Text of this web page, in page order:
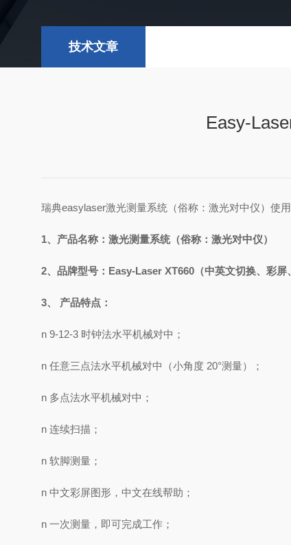
技术文章
Easy-
瑞典easylaser激光测量系统（俗称：激光对中仪）使
1、产品名称：激光测量系统（俗称：激光对中仪）
2、品牌型号：Easy-Laser XT660（中英文切换、彩屏
3、 产品特点：
n 9-12-3 时钟法水平机械对中；
n 任意三点法水平机械对中（小角度 20°测量）；
n 多点法水平机械对中；
n 连续扫描；
n 软脚测量；
n 中文彩屏图形，中文在线帮助；
n 一次测量，即可完成工作；